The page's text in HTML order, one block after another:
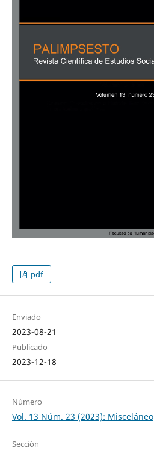
pdf
Enviado
2023-08-21
Publicado
2023-12-18
Número
Vol. 13 Núm. 23 (2023): Misceláneo
Sección